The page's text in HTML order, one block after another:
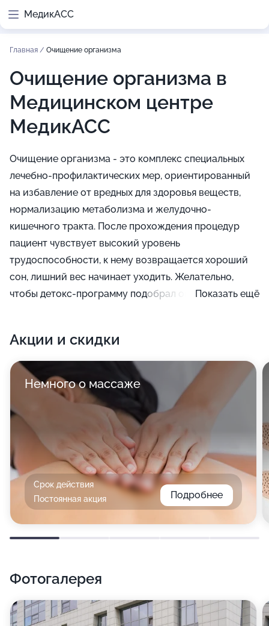
МедикАСС
Главная / Очищение организма
Очищение организма в
Медицинском центре
МедикАСС
Очищение организма - это комплекс специальных
лечебно-профилактических мер, ориентированный
на избавление от вредных для здоровья веществ,
нормализацию метаболизма и желудочно-
кишечного тракта. После прохождения процедур
пациент чувствует высокий уровень
трудоспособности, к нему возвращается хороший
сон, лишний вес начинает уходить. Желательно,
чтобы детокс-программу подобрал опытный врач на
увлечение очищающими процедурами (к примеру, с
использованием клизмы) и голоданием иногда
приводит к гибели полезной микрофлоры
кишечника, дисбактериозу, гастриту, сбоям в
процессах обмена веществ и опасным
расстройствам пищеварительного процесса.
Показать ещё
Акции и скидки
Немного о массаже
Срок действия
Постоянная акция
Подробнее
Фотогалерея